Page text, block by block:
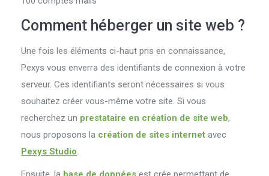
Comment héberger un site web ?
Une fois les éléments ci-haut pris en connaissance,
Pexys vous enverra des identifiants de connexion à votre
serveur. Ces identifiants seront nécessaires si vous
souhaitez créer vous-même votre site. Si vous
recherchez un prestataire en création de site web,
nous proposons la création de sites internet avec
Pexys Studio.